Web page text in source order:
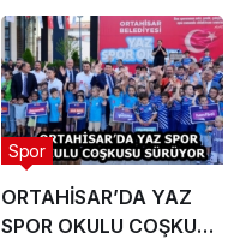
TOPLADI
ORTAHİSAR’DA YAZ
SPOR OKULU COŞKUSU
Spor